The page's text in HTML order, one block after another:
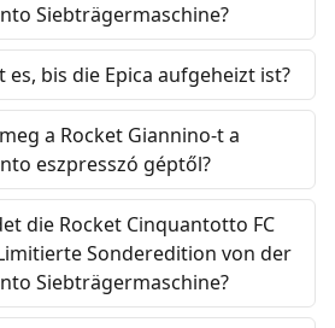
Siebträgermaschine?
es, bis die Epica aufgeheizt ist?
a Rocket Giannino-t a
eszpresszó géptől?
die Rocket Cinquantotto FC
Sonderedition von der
Siebträgermaschine?